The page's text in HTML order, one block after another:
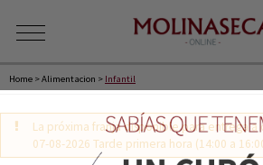
Home >Alimentacion > Infantil
La próxima franja disponible para entrega a
07-08-2026 Tarde primera hora (14:00 a